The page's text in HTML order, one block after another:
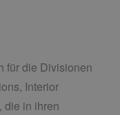
für die Divisionen
Interior
die in ihren